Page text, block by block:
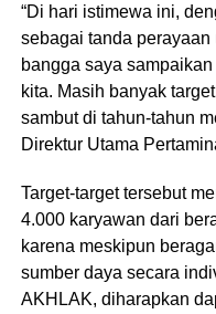
“Di hari istimewa ini,
sebagai tanda
bangga saya
kita. Masih banyak
sambut di tahun-tahun
Direktur Utama
Target-target tersebut
4.000 karyawan dari
karena meskipun
sumber daya secara
AKHLAK, diharapkan